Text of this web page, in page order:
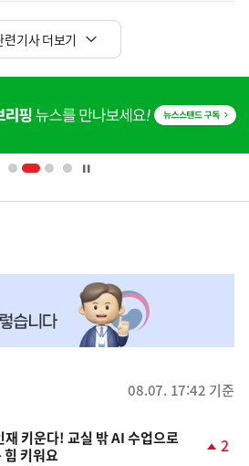
련기사 더보기
08.07. 17:42 기준
재 키운다! 교실 밖 AI 수업으로
힘 키워요
2